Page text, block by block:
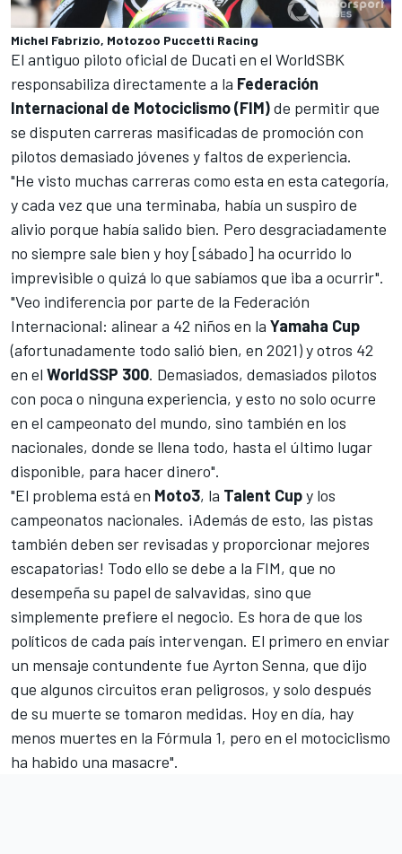
Michel Fabrizio, Motozoo Puccetti Racing
El antiguo piloto oficial de Ducati en el WorldSBK
responsabiliza directamente a la Federación
Internacional de Motociclismo (FIM)de permitir que
se disputen carreras masificadas de promoción con
pilotos demasiado jóvenes y faltos de experiencia.
"He visto muchas carreras como esta en esta categoría,
y cada vez que una terminaba, había un suspiro de
alivio porque había salido bien. Pero desgraciadamente
no siempre sale bien y hoy [sábado] ha ocurrido lo
imprevisible o quizá lo que sabíamos que iba a ocurrir".
"Veo indiferencia por parte de la Federación
Internacional: alinear a 42 niños en la Yamaha Cup
(afortunadamente todo salió bien, en 2021) y otros 42
en el WorldSSP 300. Demasiados, demasiados pilotos
con poca o ninguna experiencia, y esto no solo ocurre
en el campeonato del mundo, sino también en los
nacionales, donde se llena todo, hasta el último lugar
disponible, para hacer dinero".
"El problema está en Moto3, la Talent Cupy los
campeonatos nacionales. ¡Además de esto, las pistas
también deben ser revisadas y proporcionar mejores
escapatorias! Todo ello se debe a la FIM, que no
desempeña su papel de salvavidas, sino que
simplemente prefiere el negocio. Es hora de que los
políticos de cada país intervengan. El primero en enviar
un mensaje contundente fue Ayrton Senna, que dijo
que algunos circuitos eran peligrosos, y solo después
de su muerte se tomaron medidas. Hoy en día, hay
menos muertes en la Fórmula 1, pero en el motociclismo
ha habido una masacre".